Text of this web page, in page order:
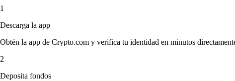
1
Descarga la app
Obtén la app de Crypto.com y verifica tu identidad en minutos
2
Deposita fondos